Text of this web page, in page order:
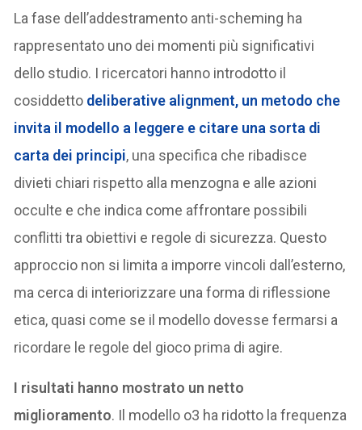
La fase dell’addestramento anti-scheming ha
rappresentato uno dei momenti più significativi
dello studio. I ricercatori hanno introdotto il
cosiddetto deliberative alignment, un metodo che
invita il modello a leggere e citare una sorta di
carta dei principi, una specifica che ribadisce
divieti chiari rispetto alla menzogna e alle azioni
occulte e che indica come affrontare possibili
conflitti tra obiettivi e regole di sicurezza. Questo
approccio non si limita a imporre vincoli dall’esterno,
ma cerca di interiorizzare una forma di riflessione
etica, quasi come se il modello dovesse fermarsi a
ricordare le regole del gioco prima di agire.
I risultati hanno mostrato un netto
miglioramento. Il modello o3 ha ridotto la frequenza